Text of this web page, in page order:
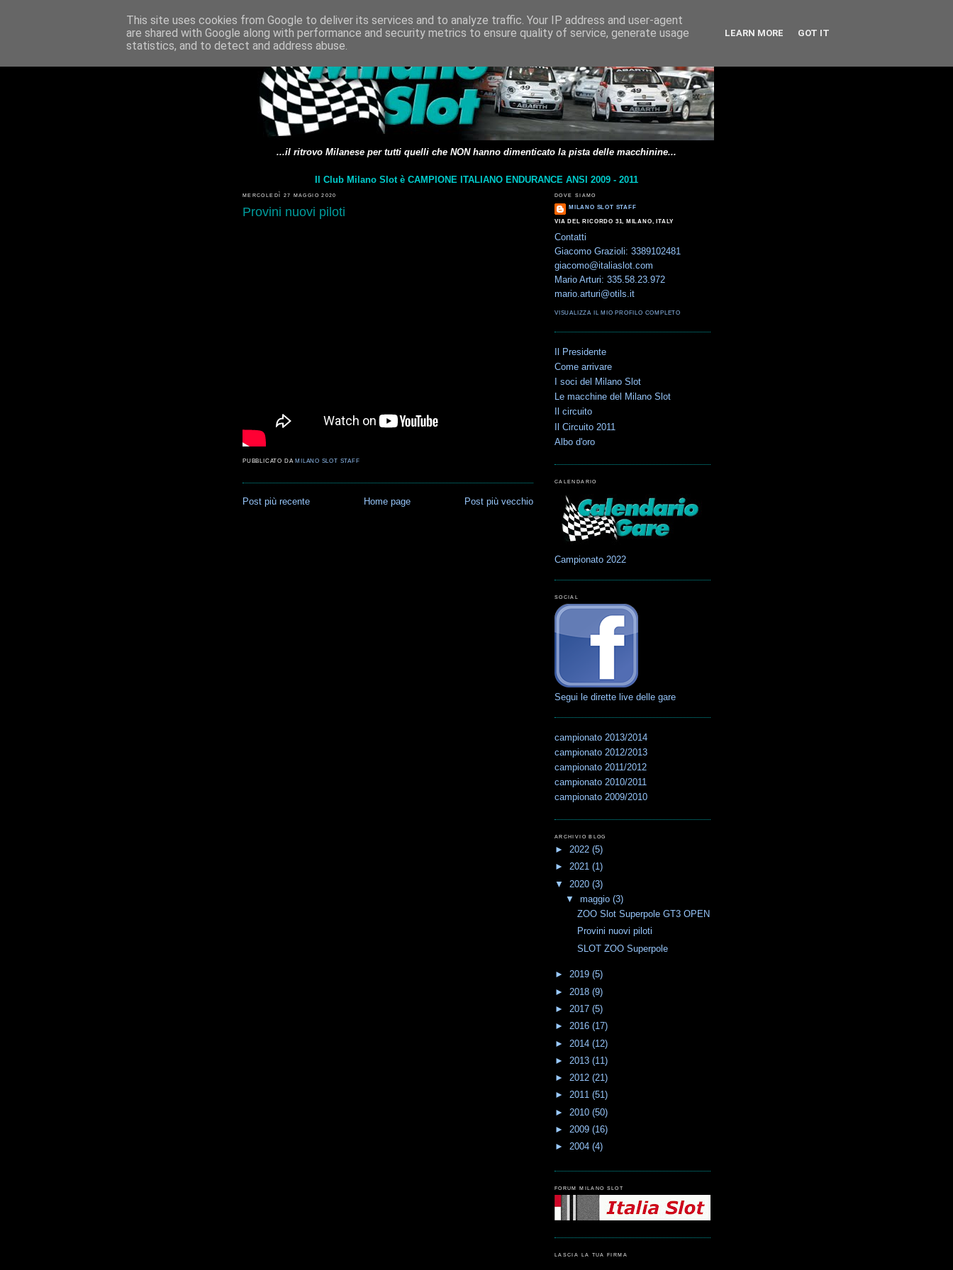
...il ritrovo Milanese per tutti quelli che NON hanno dimenticato la pista delle macchinine...
Il Club Milano Slot è CAMPIONE ITALIANO ENDURANCE ANSI 2009 - 2011
MERCOLEDÌ 27 MAGGIO 2020
Provini nuovi piloti
PUBBLICATO DA MILANO SLOT STAFF
Post più recente Post più vecchio
Home page
DOVE SIAMO
MILANO SLOT STAFF
VIA DEL RICORDO 31, MILANO, ITALY
Contatti
Giacomo Grazioli: 3389102481
giacomo@italiaslot.com
Mario Arturi: 335.58.23.972
mario.arturi@otils.it
VISUALIZZA IL MIO PROFILO COMPLETO
Il Presidente
Come arrivare
I soci del Milano Slot
Le macchine del Milano Slot
Il circuito
Il Circuito 2011
Albo d'oro
CALENDARIO
Campionato 2022
SOCIAL
Segui le dirette live delle gare
campionato 2013/2014
campionato 2012/2013
campionato 2011/2012
campionato 2010/2011
campionato 2009/2010
ARCHIVIO BLOG
► 2022 (5)
► 2021 (1)
▼ 2020 (3)
▼maggio(3)
ZOO Slot Superpole GT3 OPEN
Provini nuovi piloti
SLOT ZOO Superpole
► 2019 (5)
► 2018 (9)
► 2017 (5)
► 2016 (17)
► 2014 (12)
► 2013 (11)
► 2012 (21)
► 2011 (51)
► 2010 (50)
► 2009 (16)
► 2004 (4)
FORUM MILANO SLOT
LASCIA LA TUA FIRMA
This site uses cookies from Google to deliver its services and to analyze traffic. Your IP address and user-agent
are shared with Google along with performance and security metrics to ensure quality of service, generate usage
statistics, and to detect and address abuse.
LEARN MORE GOT IT